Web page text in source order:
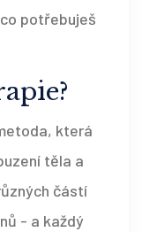
potřebuješ
která
těla a
částí
- a každý